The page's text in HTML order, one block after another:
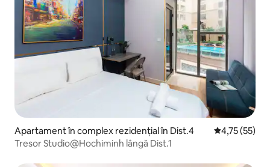
Apartament în complex rezidențial în Dist.4 Scor mediu
4,75 (55)
Tresor Studio@Hochiminh lângă Dist.1